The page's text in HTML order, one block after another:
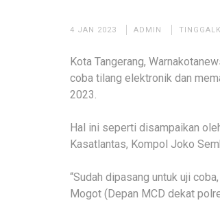
4 JAN 2023 ADMIN
Kota Tangerang,
coba tilang elektronik dan
2023.
Hal ini seperti disampaikan
Kasatlantas, Kompol Joko
“Sudah dipasang untuk uji
Mogot (Depan MCD dekat